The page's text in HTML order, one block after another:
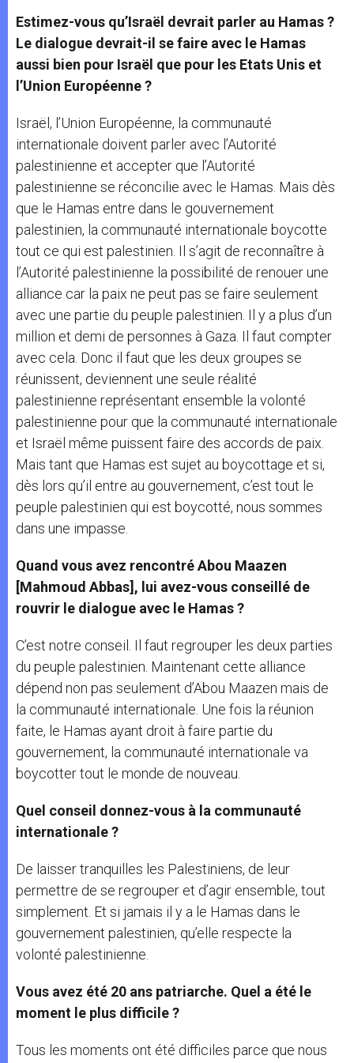
Estimez-vous qu’Israël devrait parler au Hamas ?
Le dialogue devrait-il se faire avec le Hamas
aussi bien pour Israël que pour les Etats Unis et
l’Union Européenne ?
Israël, l’Union Européenne, la communauté
internationale doivent parler avec l’Autorité
palestinienne et accepter que l’Autorité
palestinienne se réconcilie avec le Hamas. Mais dès
que le Hamas entre dans le gouvernement
palestinien, la communauté internationale boycotte
tout ce qui est palestinien. Il s’agit de reconnaître à
l’Autorité palestinienne la possibilité de renouer une
alliance car la paix ne peut pas se faire seulement
avec une partie du peuple palestinien. Il y a plus d’un
million et demi de personnes à Gaza. Il faut compter
avec cela. Donc il faut que les deux groupes se
réunissent, deviennent une seule réalité
palestinienne représentant ensemble la volonté
palestinienne pour que la communauté internationale
et Israël même puissent faire des accords de paix.
Mais tant que Hamas est sujet au boycottage et si,
dès lors qu’il entre au gouvernement, c’est tout le
peuple palestinien qui est boycotté, nous sommes
dans une impasse.
Quand vous avez rencontré Abou Maazen
[Mahmoud Abbas], lui avez-vous conseillé de
rouvrir le dialogue avec le Hamas ?
C’est notre conseil. Il faut regrouper les deux parties
du peuple palestinien. Maintenant cette alliance
dépend non pas seulement d’Abou Maazen mais de
la communauté internationale. Une fois la réunion
faite, le Hamas ayant droit à faire partie du
gouvernement, la communauté internationale va
boycotter tout le monde de nouveau.
Quel conseil donnez-vous à la communauté
internationale ?
De laisser tranquilles les Palestiniens, de leur
permettre de se regrouper et d’agir ensemble, tout
simplement. Et si jamais il y a le Hamas dans le
gouvernement palestinien, qu’elle respecte la
volonté palestinienne.
Vous avez été 20 ans patriarche. Quel a été le
moment le plus difficile ?
Tous les moments ont été difficiles parce que nous